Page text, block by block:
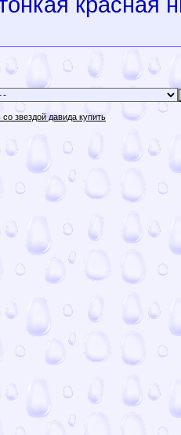
со звездой давида купить